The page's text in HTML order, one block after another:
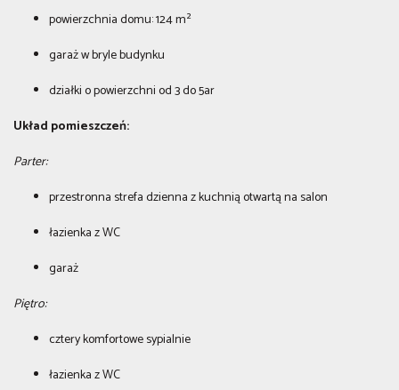
powierzchnia domu: 124 m²
garaż w bryle budynku
działki o powierzchni od 3 do 5ar
Układ pomieszczeń:
Parter:
przestronna strefa dzienna z kuchnią otwartą na salon
łazienka z WC
garaż
Piętro:
cztery komfortowe sypialnie
łazienka z WC